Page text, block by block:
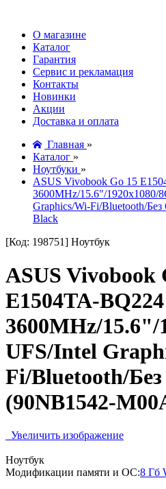
О магазине
Каталог
Гарантия
Сервис и рекламация
Контакты
Новинки
Акции
Доставка и оплата
Главная »
Каталог »
Ноутбуки »
ASUS Vivobook Go 15
3600MHz/15.6"/1920x1080/
Graphics/Wi-Fi/Bluetooth/
Black
[Код: 198751] Ноутбук
ASUS Vivobook
E1504TA-
3600MHz/15.6"/
UFS/Intel
Fi/Bluetooth/
(90NB1542-
Увеличить изображение
Ноутбук
Модификации памяти и ОС:8 Гб